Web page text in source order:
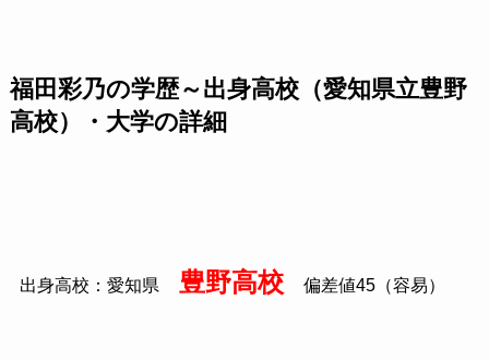
福田彩乃の学歴～出身高校（愛知県立豊野
高校）・大学の詳細
出身高校：愛知県 豊野高校 偏差値45（容易）